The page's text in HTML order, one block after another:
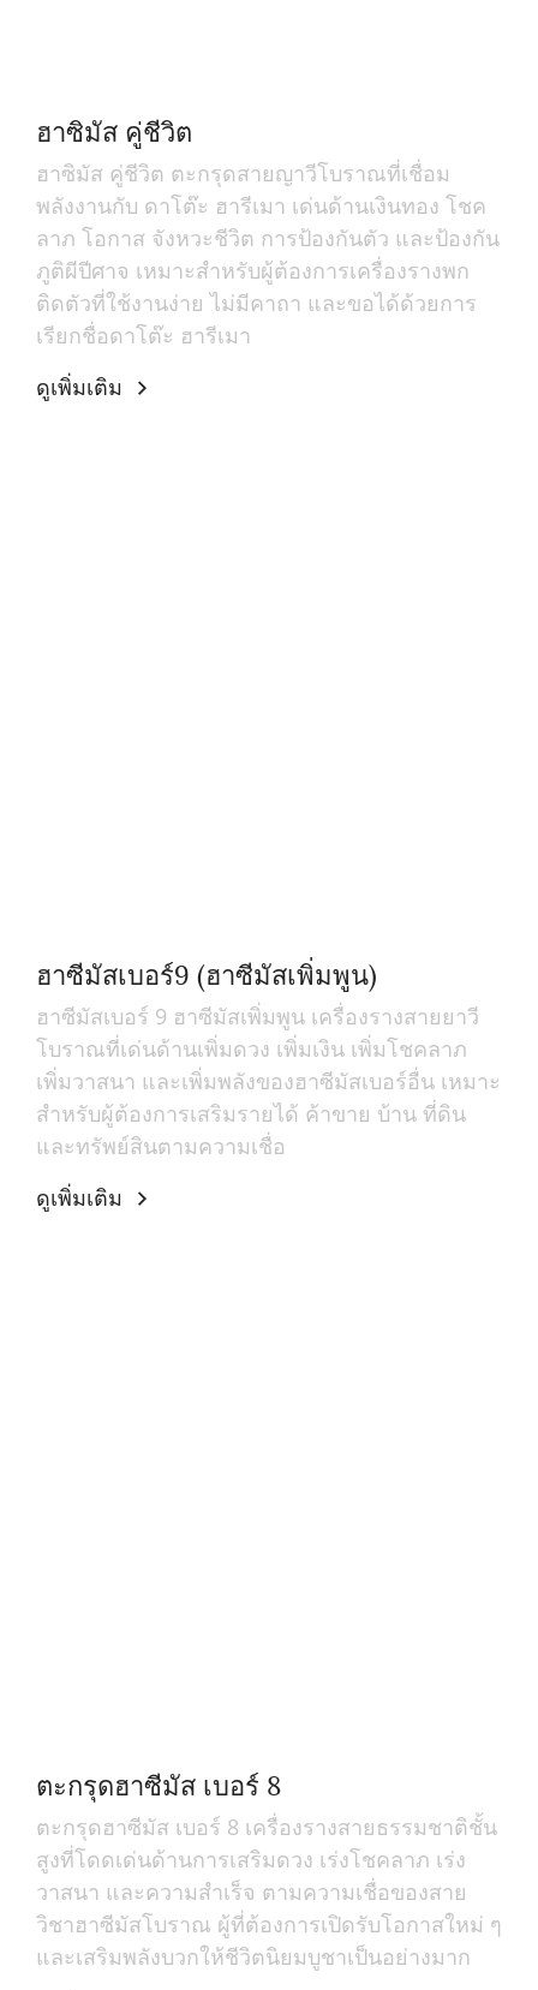
ฮาซิมัส คู่ชีวิต
ฮาซิมัส คู่ชีวิต ตะกรุดสายญาวีโบราณที่เชื่อม
พลังงานกับ ดาโต๊ะ ฮารีเมา เด่นด้านเงินทอง โชค
ลาภ โอกาส จังหวะชีวิต การป้องกันตัว และป้องกัน
ภูติผีปีศาจ เหมาะสำหรับผู้ต้องการเครื่องรางพก
ติดตัวที่ใช้งานง่าย ไม่มีคาถา และขอได้ด้วยการ
เรียกชื่อดาโต๊ะ ฮารีเมา
ดูเพิ่มเติม
ฮาซีมัสเบอร์9 (ฮาซีมัสเพิ่มพูน)
ฮาซีมัสเบอร์ 9 ฮาซีมัสเพิ่มพูน เครื่องรางสายยาวี
โบราณที่เด่นด้านเพิ่มดวง เพิ่มเงิน เพิ่มโชคลาภ
เพิ่มวาสนา และเพิ่มพลังของฮาซีมัสเบอร์อื่น เหมาะ
สำหรับผู้ต้องการเสริมรายได้ ค้าขาย บ้าน ที่ดิน
และทรัพย์สินตามความเชื่อ
ดูเพิ่มเติม
ตะกรุดฮาซีมัส เบอร์ 8
ตะกรุดฮาซีมัส เบอร์ 8 เครื่องรางสายธรรมชาติชั้น
สูงที่โดดเด่นด้านการเสริมดวง เร่งโชคลาภ เร่ง
วาสนา และความสำเร็จ ตามความเชื่อของสาย
วิชาฮาซีมัสโบราณ ผู้ที่ต้องการเปิดรับโอกาสใหม่ ๆ
และเสริมพลังบวกให้ชีวิตนิยมบูชาเป็นอย่างมาก